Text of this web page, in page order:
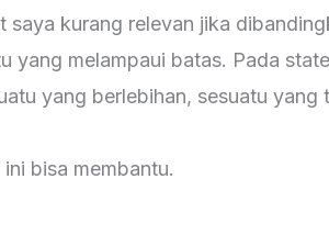
saya kurang relevan jika
yang melampaui batas. Pada
yang berlebihan, sesuatu
bisa membantu.